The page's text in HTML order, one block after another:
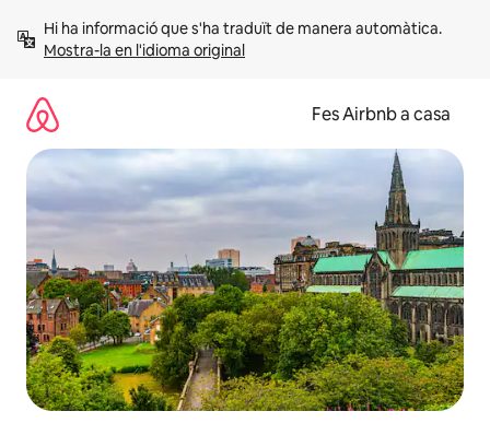
Mostra-la en l'idioma original
Fes Airbnb a casa